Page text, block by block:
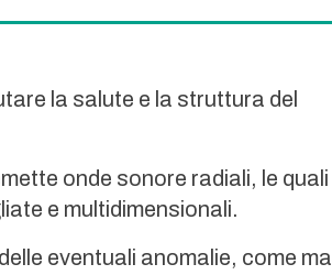
la salute e la struttura del
onde sonore radiali, le quali
e multidimensionali.
eventuali anomalie, come